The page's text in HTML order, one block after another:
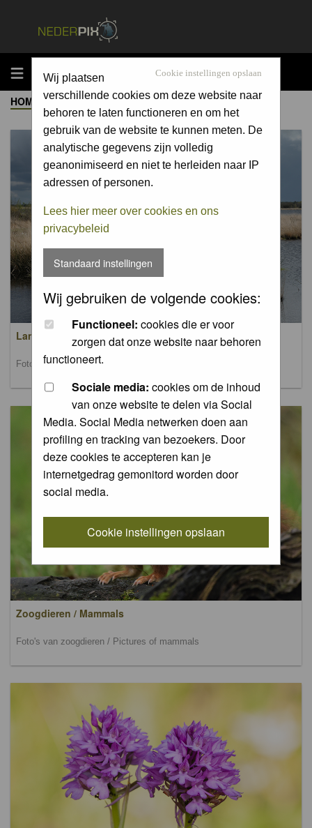
MENU Cookie instellingen opslaan
Wij plaatsen
verschillende cookies om deze website naar
behoren te laten functioneren en om het
gebruik van de website te kunnen meten. De
analytische gegevens zijn volledig
geanonimiseerd en niet te herleiden naar IP
adressen of personen.
Lees hier meer over cookies en ons
privacybeleid
Standaard instellingen
Wij gebruiken de volgende cookies:
Functioneel: cookies die er voor
zorgen dat onze website naar behoren
functioneert.
Sociale media: cookies om de inhoud
van onze website te delen via Social
Media. Social Media netwerken doen aan
profiling en tracking van bezoekers. Door
deze cookies te accepteren kan je
internetgedrag gemonitord worden door
social media.
Cookie instellingen opslaan
HOME ->ALBUM
Landschappen / Landscapes
Foto's van landschappen / Pictures of landscapes
Zoogdieren / Mammals
Foto's van zoogdieren / Pictures of mammals